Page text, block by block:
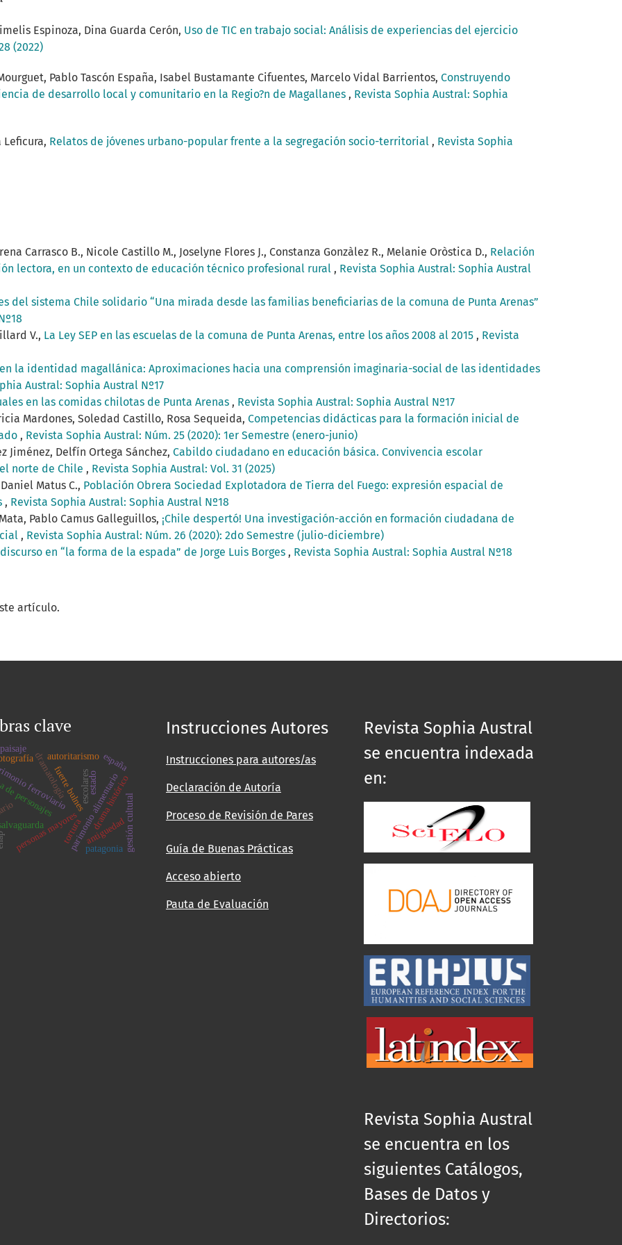
Espinoza, Dina Guarda Cerón, Uso de TIC en trabajo social: Análisis de experiencias del ejercicio
(2022)
Pablo Tascón España, Isabel Bustamante Cifuentes, Marcelo Vidal Barrientos, Construyendo
de desarrollo local y comunitario en la Regio?n de Magallanes , Revista Sophia Austral: Sophia
Leficura, Relatos de jóvenes urbano-popular frente a la segregación socio-territorial , Revista Sophia
Carrasco B., Nicole Castillo M., Joselyne Flores J., Constanza Gonzàlez R., Melanie Oròstica D., Relación
lectora, en un contexto de educación técnico profesional rural , Revista Sophia Austral: Sophia Austral
del sistema Chile solidario “Una mirada desde las familias beneficiarias de la comuna de Punta Arenas”
V., La Ley SEP en las escuelas de la comuna de Punta Arenas, entre los años 2008 al 2015 , Revista
la identidad magallánica: Aproximaciones hacia una comprensión imaginaria-social de las identidades
Austral: Sophia Austral Nº17
en las comidas chilotas de Punta Arenas , Revista Sophia Austral: Sophia Austral Nº17
Mardones, Soledad Castillo, Rosa Sequeida, Competencias didácticas para la formación inicial de
, Revista Sophia Austral: Núm. 25 (2020): 1er Semestre (enero-junio)
Jiménez, Delfín Ortega Sánchez, Cabildo ciudadano en educación básica. Convivencia escolar
norte de Chile , Revista Sophia Austral: Vol. 31 (2025)
Matus C., Población Obrera Sociedad Explotadora de Tierra del Fuego: expresión espacial de
, Revista Sophia Austral: Sophia Austral Nº18
Pablo Camus Galleguillos, ¡Chile despertó! Una investigación-acción en formación ciudadana de
, Revista Sophia Austral: Núm. 26 (2020): 2do Semestre (julio-diciembre)
en “la forma de la espada” de Jorge Luis Borges , Revista Sophia Austral: Sophia Austral Nº18
artículo.
clave
escolares
parimonio alimentario
ferroviario
dramatología
personajes drama histórico
fuerte bulnes
personas mayoresantiguedad
estado
autoritarismo
gestión cultutal
españa
paisaje
tortura
patagonia
Instrucciones Autores
Instrucciones para autores/as
Declaración de Autoría
Proceso de Revisión de Pares
Guía de Buenas Prácticas
Acceso abierto
Pauta de Evaluación
Revista Sophia Austral
se encuentra indexada
en:
Revista Sophia Austral
se encuentra en los
siguientes Catálogos,
Bases de Datos y
Directorios: